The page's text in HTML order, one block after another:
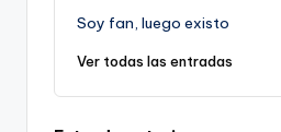
Soy fan, luego existo
Ver todas las entradas